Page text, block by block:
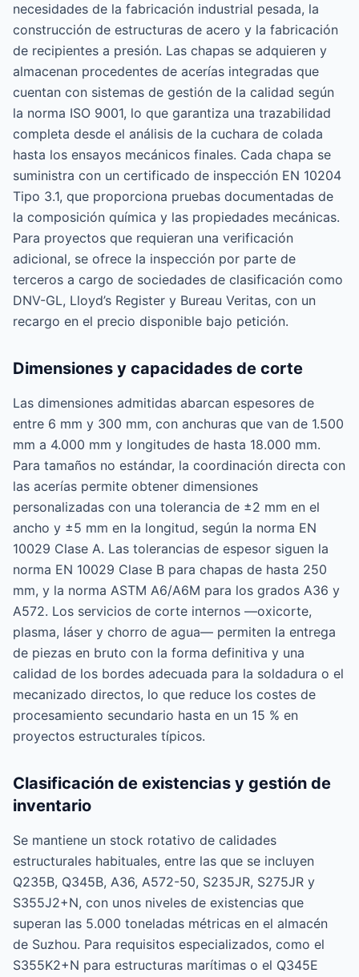
necesidades de la fabricación industrial pesada, la
construcción de estructuras de acero y la fabricación
de recipientes a presión. Las chapas se adquieren y
almacenan procedentes de acerías integradas que
cuentan con sistemas de gestión de la calidad según
la norma ISO 9001, lo que garantiza una trazabilidad
completa desde el análisis de la cuchara de colada
hasta los ensayos mecánicos finales. Cada chapa se
suministra con un certificado de inspección EN 10204
Tipo 3.1, que proporciona pruebas documentadas de
la composición química y las propiedades mecánicas.
Para proyectos que requieran una verificación
adicional, se ofrece la inspección por parte de
terceros a cargo de sociedades de clasificación como
DNV-GL, Lloyd’s Register y Bureau Veritas, con un
recargo en el precio disponible bajo petición.
Dimensiones y capacidades de corte
Las dimensiones admitidas abarcan espesores de
entre 6 mm y 300 mm, con anchuras que van de 1.500
mm a 4.000 mm y longitudes de hasta 18.000 mm.
Para tamaños no estándar, la coordinación directa con
las acerías permite obtener dimensiones
personalizadas con una tolerancia de ±2 mm en el
ancho y ±5 mm en la longitud, según la norma EN
10029 Clase A. Las tolerancias de espesor siguen la
norma EN 10029 Clase B para chapas de hasta 250
mm, y la norma ASTM A6/A6M para los grados A36 y
A572. Los servicios de corte internos —oxicorte,
plasma, láser y chorro de agua— permiten la entrega
de piezas en bruto con la forma definitiva y una
calidad de los bordes adecuada para la soldadura o el
mecanizado directos, lo que reduce los costes de
procesamiento secundario hasta en un 15 % en
proyectos estructurales típicos.
Clasificación de existencias y gestión de
inventario
Se mantiene un stock rotativo de calidades
estructurales habituales, entre las que se incluyen
Q235B, Q345B, A36, A572-50, S235JR, S275JR y
S355J2+N, con unos niveles de existencias que
superan las 5.000 toneladas métricas en el almacén
de Suzhou. Para requisitos especializados, como el
S355K2+N para estructuras marítimas o el Q345E